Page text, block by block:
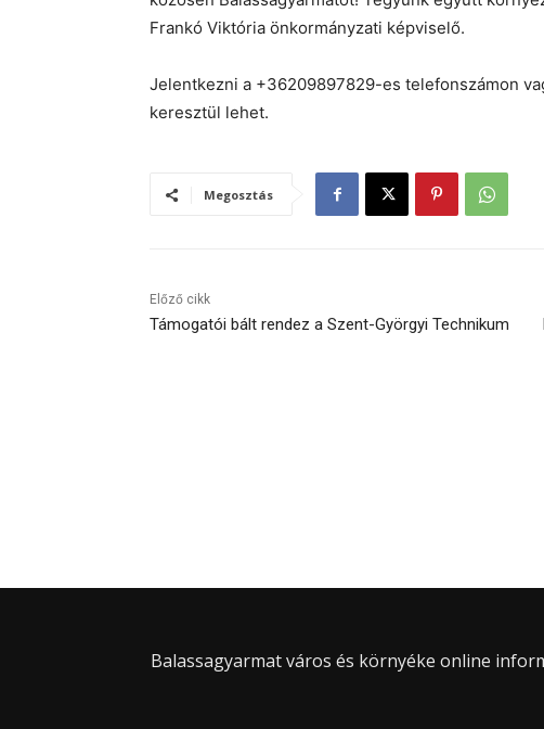
Frankó Viktória önkormányzati képviselő.
Jelentkezni a +36209897829-es telefonszámon
keresztül lehet.
Megosztás
Előző cikk
Támogatói bált rendez a Szent-Györgyi Technikum
Balassagyarmat város és környéke online